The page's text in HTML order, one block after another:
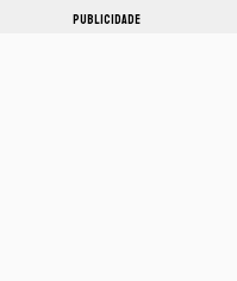
PUBLICIDADE